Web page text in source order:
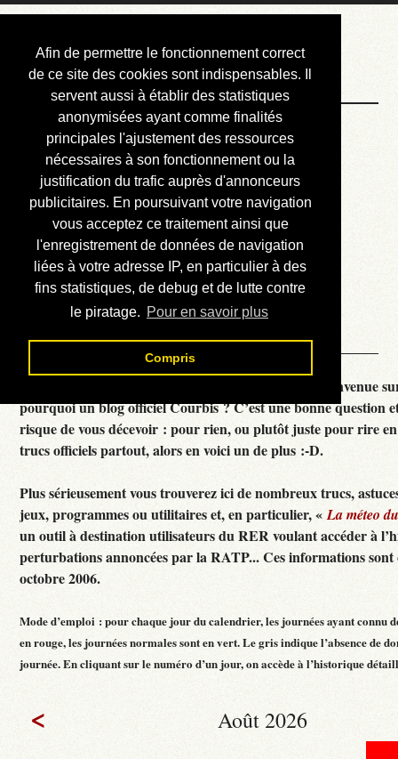
Afin de permettre le fonctionnement correct
de ce site des cookies sont indispensables. Il
servent aussi à établir des statistiques
anonymisées ayant comme finalités
principales l'ajustement des ressources
nécessaires à son fonctionnement ou la
justification du trafic auprès d'annonceurs
publicitaires. En poursuivant votre navigation
vous acceptez ce traitement ainsi que
l'enregistrement de données de navigation
liées à votre adresse IP, en particulier à des
fins statistiques, de debug et de lutte contre
le piratage. Pour en savoir plus
Compris
Courbis, « LE »
Blog Officiel
Bienvenue
Réalisations
Divers (et d’été)
Annonces
Liens externes
Téléchargement
Contact
Courbis, « LE » Blog Officiel - je vous souhaite la bienvenue
pourquoi un blog officiel Courbis ? C’est une bonne question
risque de vous décevoir : pour rien, ou plutôt juste pour rire
trucs officiels partout, alors en voici un de plus :-D.
Plus sérieusement vous trouverez ici de nombreux trucs,
jeux, programmes ou utilitaires et, en particulier, «La méteo
un outil à destination utilisateurs du RER voulant accéder à
perturbations annoncées par la RATP... Ces informations sont
octobre 2006.
Mode d’emploi : pour chaque jour du calendrier, les journées ayant connu
en rouge, les journées normales sont en vert. Le gris indique l’absence de
journée. En cliquant sur le numéro d’un jour, on accède à l’historique
< Août 2026